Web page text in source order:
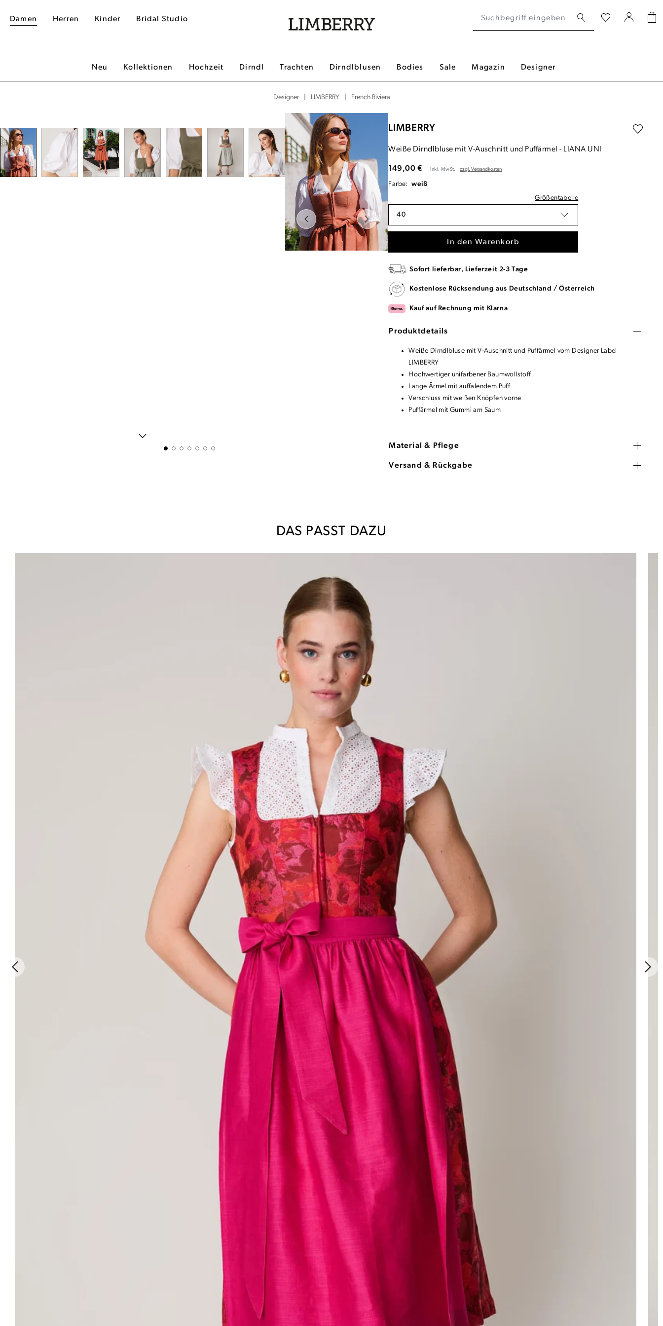
Damen Herren Kinder Bridal Studio
Neu Kollektionen Hochzeit Dirndl Trachten Dirndlblusen Bodies Sale Magazin Designer
Designer LIMBERRY French Riviera
LIMBERRY
Weiße Dirndlbluse mit V-Auschnitt und Puffärmel - LIANA UNI
149,00 € inkl. MwSt. zzgl. Versandkosten
Farbe:
weiß
Größentabelle
40
In den Warenkorb
Sofort lieferbar, Lieferzeit 2-3 Tage
Kostenlose Rücksendung aus Deutschland / Österreich
Kauf auf Rechnung mit Klarna
Produktdetails
Weiße Dirndlbluse mit V-Auschnitt und Puffärmel vom Designer Label
LIMBERRY
Hochwertiger unifarbener Baumwollstoff
Lange Ärmel mit auffalendem Puff
Verschluss mit weißen Knöpfen vorne
Puffärmel mit Gummi am Saum
Material & Pflege
Versand & Rückgabe
DAS PASST DAZU